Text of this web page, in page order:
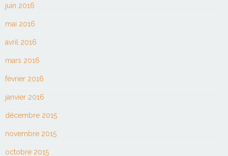
juin 2016
mai 2016
avril 2016
mars 2016
février 2016
janvier 2016
décembre 2015
novembre 2015
octobre 2015